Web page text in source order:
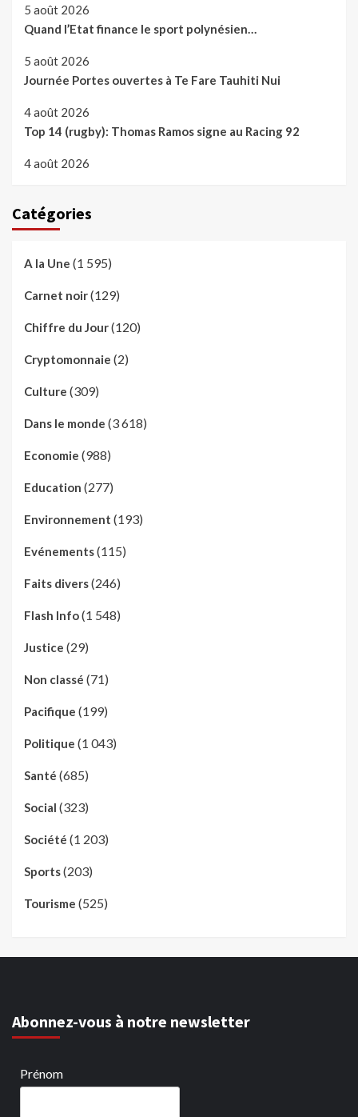
5 août 2026
Quand l’Etat finance le sport polynésien…
5 août 2026
Journée Portes ouvertes à Te Fare Tauhiti Nui
4 août 2026
Top 14 (rugby): Thomas Ramos signe au Racing 92
4 août 2026
Catégories
A la Une (1 595)
Carnet noir(129)
Chiffre du Jour(120)
Cryptomonnaie (2)
Culture (309)
Dans le monde (3 618)
Economie (988)
Education (277)
Environnement (193)
Evénements(115)
Faits divers(246)
Flash Info(1 548)
Justice (29)
Non classé (71)
Pacifique (199)
Politique (1 043)
Santé (685)
Social (323)
Société (1 203)
Sports(203)
Tourisme (525)
Abonnez-vous à notre newsletter
Prénom